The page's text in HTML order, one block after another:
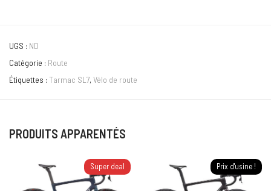
UGS : ND
Catégorie : Route
Étiquettes : Tarmac SL7, Vélo de route
PRODUITS APPARENTÉS
Super deal Prix d'usine !